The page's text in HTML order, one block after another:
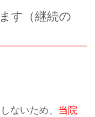
す（継続の
ないため、 当院